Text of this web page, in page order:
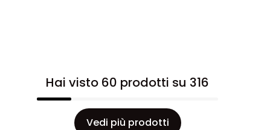
Hai visto 60 prodotti su 316
Vedi più prodotti